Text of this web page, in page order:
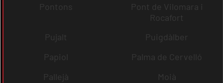
Pontons
Pont de Vilomara i
Rocafort
Pujalt
Puigdàlber
Papiol
Palma de Cervelló
Pallejà
Moià